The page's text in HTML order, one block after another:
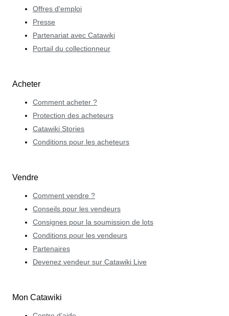
Offres d'emploi
Presse
Partenariat avec Catawiki
Portail du collectionneur
Acheter
Comment acheter ?
Protection des acheteurs
Catawiki Stories
Conditions pour les acheteurs
Vendre
Comment vendre ?
Conseils pour les vendeurs
Consignes pour la soumission de lots
Conditions pour les vendeurs
Partenaires
Devenez vendeur sur Catawiki Live
Mon Catawiki